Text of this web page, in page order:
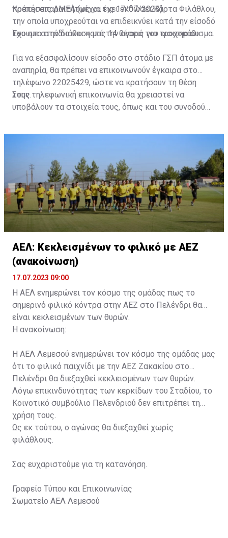
πρέπει απαραιτήτως να έχει εκδώσει Κάρτα Φιλάθλου,
την οποία υποχρεούται να επιδεικνύει κατά την είσοδό
του στο στάδιο και κατά την αγορά του εισιτηρίου.
Κρατήσεις ΑΜΕΑ (μέχρι τις 17/07/2023)
Έχουμε στην διάθεση μας 14 θέσεις για τροχοκάθισμα.
Για να εξασφαλίσουν είσοδο στο στάδιο ΓΣΠ άτομα με
αναπηρία, θα πρέπει να επικοινωνούν έγκαιρα στο
τηλέφωνο 22025429, ώστε να κρατήσουν τη θέση
τους.
Στην τηλεφωνική επικοινωνία θα χρειαστεί να
υποβάλουν τα στοιχεία τους, όπως και του συνοδού
ΑΕΛ: Κεκλεισμένων το φιλικό με ΑΕΖ
(ανακοίνωση)
17.07.2023 09:00
Η ΑΕΛ ενημερώνει τον κόσμο της ομάδας πως το
σημερινό φιλικό κόντρα στην ΑΕΖ στο Πελένδρι θα
είναι κεκλεισμένων των θυρών.
Η ανακοίνωση:
Η ΑΕΛ Λεμεσού ενημερώνει τον κόσμο της ομάδας μας
ότι το φιλικό παιχνίδι με την ΑΕΖ Ζακακίου στο
Πελένδρι θα διεξαχθεί κεκλεισμένων των θυρών.
Λόγω επικινδυνότητας των κερκίδων του Σταδίου, το
Κοινοτικό συμβούλιο Πελενδριού δεν επιτρέπει τη
χρήση τους.
Ως εκ τούτου, ο αγώνας θα διεξαχθεί χωρίς
φιλάθλους.
Σας ευχαριστούμε για τη κατανόηση.
Γραφείο Τύπου και Επικοινωνίας
Σωματείο ΑΕΛ Λεμεσού